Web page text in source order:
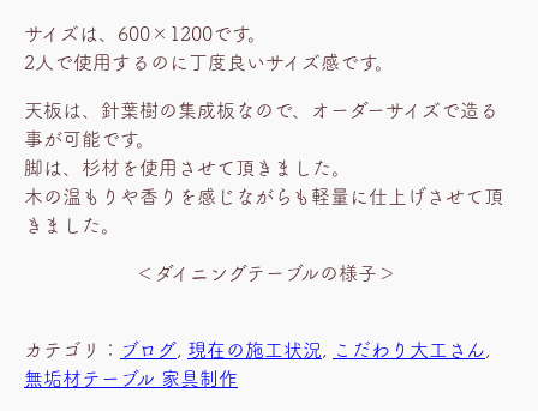
サイズは、600×1200です。
2人で使用するのに丁度良いサイズ感です。
天板は、針葉樹の集成板なので、オーダーサイズで造る
事が可能です。
脚は、杉材を使用させて頂きました。
木の温もりや香りを感じながらも軽量に仕上げさせて頂
きました。
＜ダイニングテーブルの様子＞
カテゴリ： ブログ, 現在の施工状況, こだわり大工さん
無垢材テーブル 家具制作